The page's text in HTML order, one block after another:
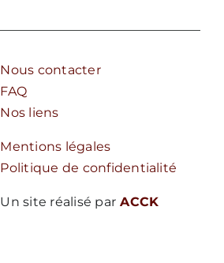
Nous contacter
FAQ
Nos liens
Mentions légales
Politique de confidentialité
Un site réalisé par ACCK